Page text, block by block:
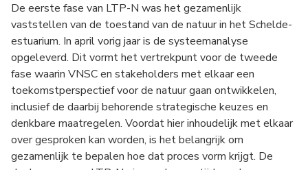
De eerste fase van LTP-N was het gezamenlijk
vaststellen van de toestand van de natuur in het Schelde-
estuarium. In april vorig jaar is de systeemanalyse
opgeleverd. Dit vormt het vertrekpunt voor de tweede
fase waarin VNSC en stakeholders met elkaar een
toekomstperspectief voor de natuur gaan ontwikkelen,
inclusief de daarbij behorende strategische keuzes en
denkbare maatregelen. Voordat hier inhoudelijk met elkaar
over gesproken kan worden, is het belangrijk om
gezamenlijk te bepalen hoe dat proces vorm krijgt. De